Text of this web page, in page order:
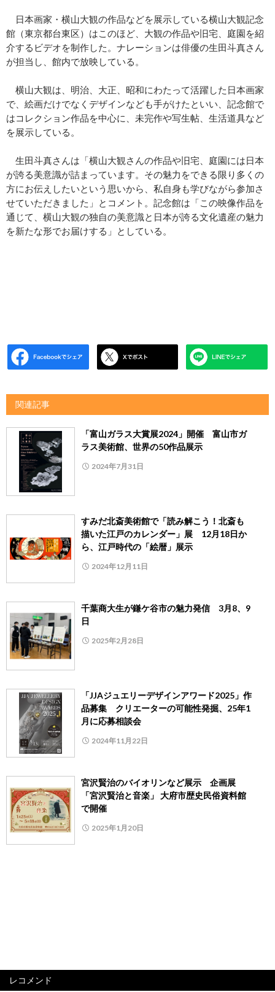
日本画家・横山大観の作品などを展示している横山大観記念
館（東京都台東区）はこのほど、大観の作品や旧宅、庭園を紹
介するビデオを制作した。ナレーションは俳優の生田斗真さん
が担当し、館内で放映している。
横山大観は、明治、大正、昭和にわたって活躍した日本画家
で、絵画だけでなくデザインなども手がけたといい、記念館で
はコレクション作品を中心に、未完作や写生帖、生活道具など
を展示している。
生田斗真さんは「横山大観さんの作品や旧宅、庭園には日本
が誇る美意識が詰まっています。その魅力をできる限り多くの
方にお伝えしたいという思いから、私自身も学びながら参加さ
せていただきました」とコメント。記念館は「この映像作品を
通じて、横山大観の独自の美意識と日本が誇る文化遺産の魅力
を新たな形でお届けする」としている。
関連記事
「富山ガラス大賞展2024」開催 富山市ガ
ラス美術館、世界の50作品展示
2024年7月31日
すみだ北斎美術館で「読み解こう！北斎も
描いた江戸のカレンダー」展 12月18日か
ら、江戸時代の「絵暦」展示
2024年12月11日
千葉商大生が鎌ケ谷市の魅力発信 3月8、9
日
2025年2月28日
「JJAジュエリーデザインアワード2025」作
品募集 クリエーターの可能性発掘、25年1
月に応募相談会
2024年11月22日
宮沢賢治のバイオリンなど展示 企画展
「宮沢賢治と音楽」 大府市歴史民俗資料館
で開催
2025年1月20日
レコメンド